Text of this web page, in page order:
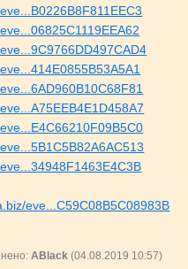
eve...C59C08B5C08983B
ABlack (04.08.2019 10:57)